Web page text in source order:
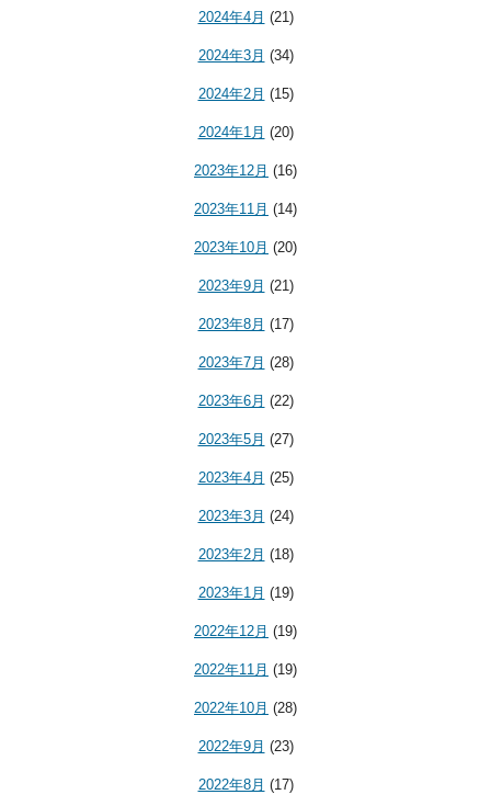
2024年4月 (21)
2024年3月 (34)
2024年2月 (15)
2024年1月 (20)
2023年12月 (16)
2023年11月 (14)
2023年10月 (20)
2023年9月 (21)
2023年8月 (17)
2023年7月 (28)
2023年6月 (22)
2023年5月 (27)
2023年4月 (25)
2023年3月 (24)
2023年2月 (18)
2023年1月 (19)
2022年12月 (19)
2022年11月 (19)
2022年10月 (28)
2022年9月 (23)
2022年8月 (17)